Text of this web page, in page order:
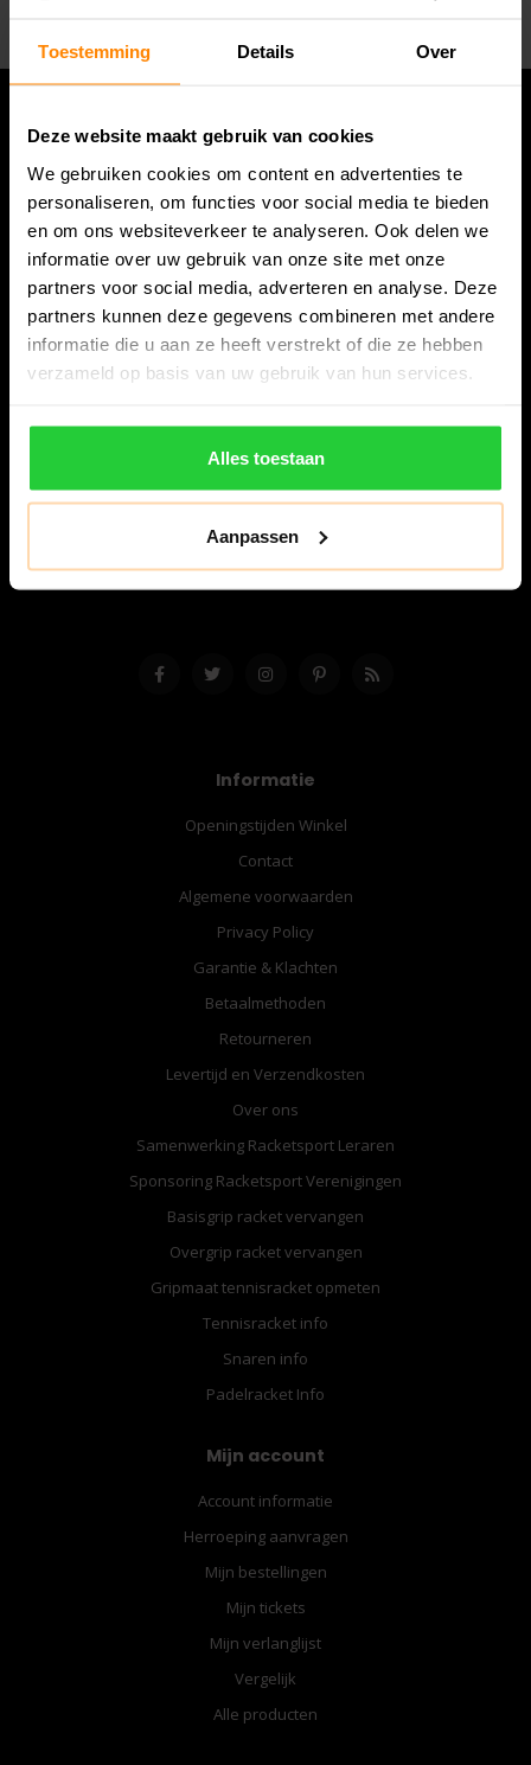
Toestemming Details Over
Deze website maakt gebruik van cookies
We gebruiken cookies om content en advertenties te
personaliseren, om functies voor social media te bieden
en om ons websiteverkeer te analyseren. Ook delen we
informatie over uw gebruik van onze site met onze
partners voor social media, adverteren en analyse. Deze
partners kunnen deze gegevens combineren met andere
informatie die u aan ze heeft verstrekt of die ze hebben
verzameld op basis van uw gebruik van hun services.
Alles toestaan
Aanpassen
Bespanracket.nl is dé racketspecialist van Lelystad en
omstreken.
8224 AA Lelystad
06-57276080
info@bespanracket.nl
Informatie
Openingstijden Winkel
Contact
Algemene voorwaarden
Privacy Policy
Garantie & Klachten
Betaalmethoden
Retourneren
Levertijd en Verzendkosten
Over ons
Samenwerking Racketsport Leraren
Sponsoring Racketsport Verenigingen
Basisgrip racket vervangen
Overgrip racket vervangen
Gripmaat tennisracket opmeten
Tennisracket info
Snaren info
Padelracket Info
Mijn account
Account informatie
Herroeping aanvragen
Mijn bestellingen
Mijn tickets
Mijn verlanglijst
Vergelijk
Alle producten